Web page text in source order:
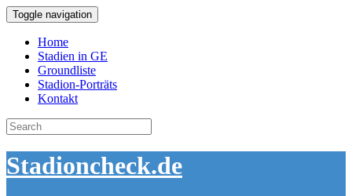
Toggle navigation
Home
Stadien in GE
Groundliste
Stadion-Porträts
Kontakt
Search
for:
Stadioncheck.de